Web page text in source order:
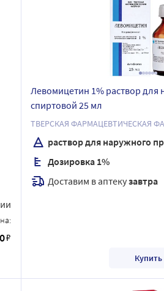
₽
Левомицетин 1% раствор
спиртовой 25 мл
ТВЕРСКАЯ ФАРМАЦЕВТИЧЕСКАЯ
раствор для наружного
Дозировка 1%
Доставим в аптекузавтра
Купить